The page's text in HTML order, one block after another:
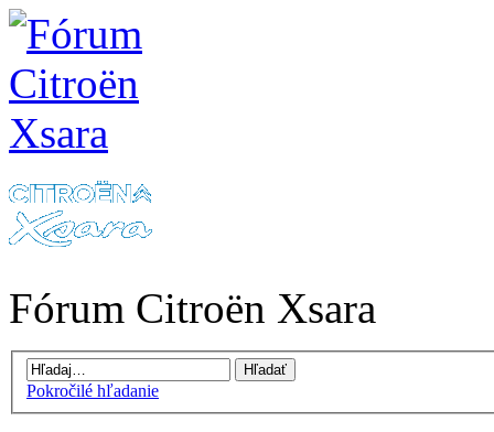
Fórum Citroën Xsara
Pokročilé hľadanie